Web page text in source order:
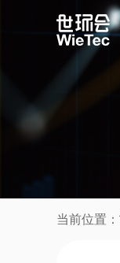
当前位置：